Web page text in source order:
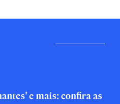
e mais: confira as